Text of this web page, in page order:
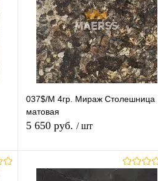
гр.9-11
Длина (Ваш Выбор)
3050mm
037$/M 4гр. Мираж Столешница
матовая
5 650 руб. / шт
В корзину